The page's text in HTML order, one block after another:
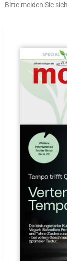
Bitte melden Sie sich